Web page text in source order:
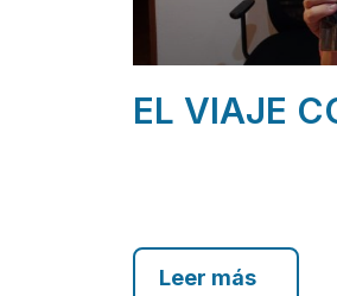
EL VIAJE
Leer más